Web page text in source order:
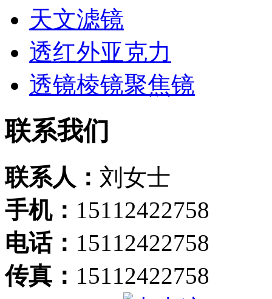
天文滤镜
透红外亚克力
透镜棱镜聚焦镜
联系我们
联系人： 刘女士
手机： 15112422758
电话： 15112422758
传真： 15112422758